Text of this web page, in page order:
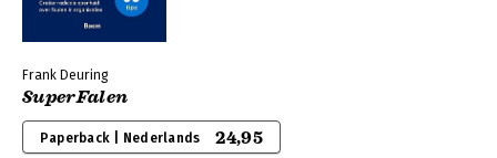
Frank Deuring
SuperFalen
Paperback | Nederlands 24,95